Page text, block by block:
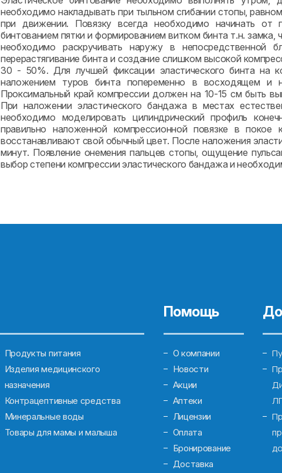
необходимо накладывать при тыльном сгибании стопы,
при движении. Повязку всегда необходимо начинать от
бинтованием пятки и формированием витком бинта т.н.
необходимо раскручивать наружу в непосредственной
перерастягивание бинта и создание слишком высокой
30 - 50%. Для лучшей фиксации эластического бинта на
наложением туров бинта попеременно в восходящем и
Проксимальный край компрессии должен на 10-15 см быть
При наложении эластического бандажа в местах
необходимо моделировать цилиндрический профиль
правильно наложенной компрессионной повязке в
восстанавливают свой обычный цвет. После наложения
минут. Появление онемения пальцев стопы, ощущение
выбор степени компрессии эластического бандажа и
Продукты питания
Изделия медицинского
назначения
Контрацептивные средства
Минеральные воды
Товары для мамы и малыша
Помощь
О компании
Новости
Акции
Аптеки
Лицензии
Оплата
Бронирование
Доставка